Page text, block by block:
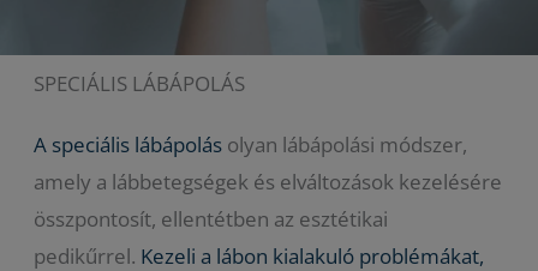
SPECIÁLIS LÁBÁPOLÁS
A speciális lábápolás olyan lábápolási módszer,
amely a lábbetegségek és elváltozások kezelésére
összpontosít, ellentétben az esztétikai
pedikűrrel. Kezeli a lábon kialakuló problémákat,